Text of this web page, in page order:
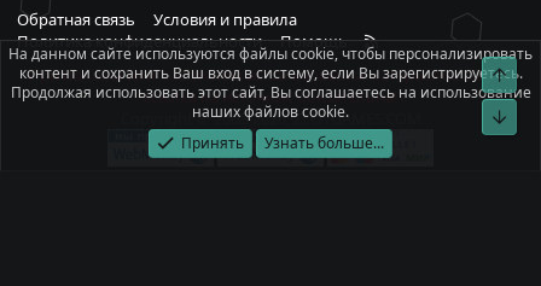
Обратная связь
Условия и правила
Политика конфиденциальности
Помощь
R
S
S
При полном или частичном использовании материалов сайта -
ссылка на источник обязательна!
Copyright © 2008-2026, ZLOYGAMES.COM
На данном сайте используются файлы cookie, чтобы персонализировать
контент и сохранить Ваш вход в систему, если Вы зарегистрируетесь.
Продолжая использовать этот сайт, Вы соглашаетесь на использование
наших файлов cookie.
Принять
Узнать больше...